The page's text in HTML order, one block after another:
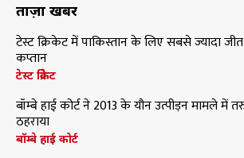
ताज़ा खबरें
टेस्ट क्रिकेट में पाकिस्तान के लिए सबसे ज्यादा
कप्तान
टेस्ट क्रिकेट
बॉम्बे हाई कोर्ट ने 2013 के यौन उत्पीड़न मामले में
ठहराया
बॉम्बे हाई कोर्ट